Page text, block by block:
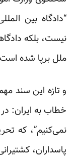
“دادگاه بین
نیست، بلکه
ملل برپا شده
و تازه این سند
خطاب به ایران:
نمی‌کنیم”، که
پاسداران،